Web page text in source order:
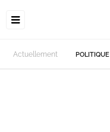
Actuellement POLITIQUE